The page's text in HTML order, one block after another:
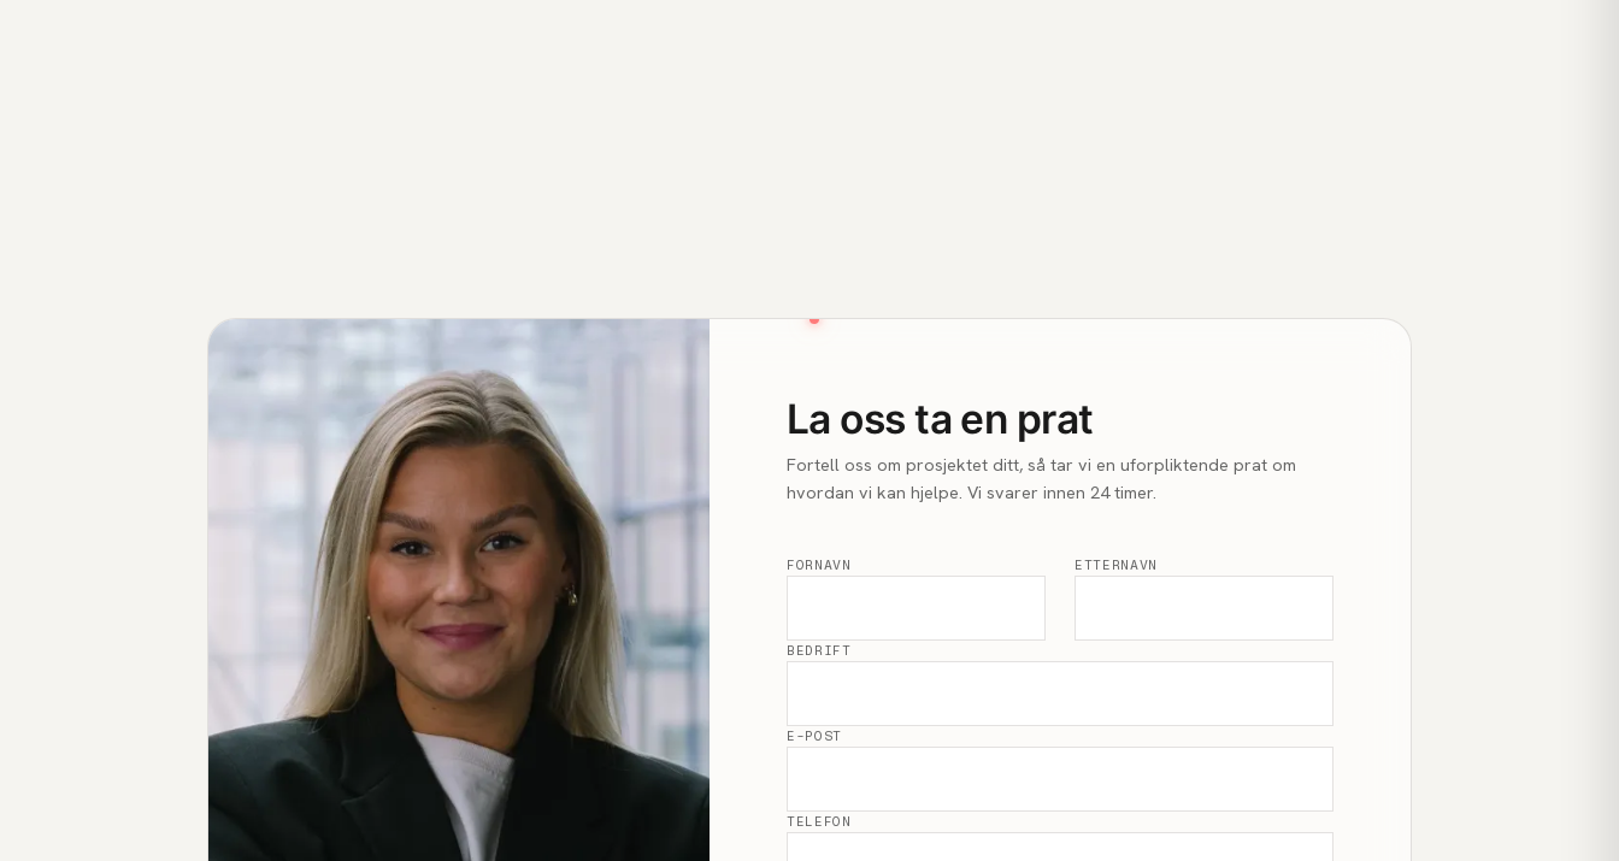
La oss ta en prat
Fortell oss om prosjektet ditt, så tar vi en uforpliktende prat om
hvordan vi kan hjelpe. Vi svarer innen 24 timer.
FORNAVN ETTERNAVN
BEDRIFT
E-POST
TELEFON